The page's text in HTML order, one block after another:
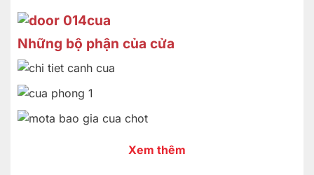
Những bộ phận của cửa
Xem thêm